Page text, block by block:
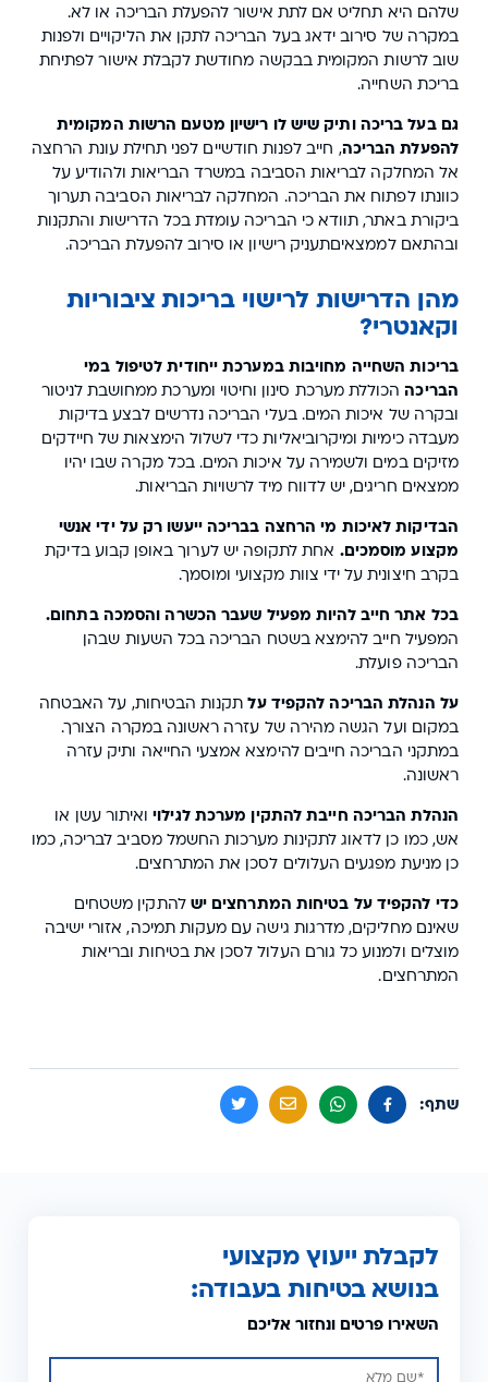
שלהם היא תחליט אם לתת אישור להפעלת הבריכה או לא.
במקרה של סירוב ידאג בעל הבריכה לתקן את הליקויים ולפנות
שוב לרשות המקומית בבקשה מחודשת לקבלת אישור לפתיחת
בריכת השחייה.
גם בעל בריכה ותיק שיש לו רישיון מטעם הרשות המקומית
להפעלת הבריכה, חייב לפנות חודשיים לפני תחילת עונת הרחצה
אל המחלקה לבריאות הסביבה במשרד הבריאות ולהודיע על
כוונתו לפתוח את הבריכה. המחלקה לבריאות הסביבה תערוך
ביקורת באתר, תוודא כי הבריכה עומדת בכל הדרישות והתקנות
ובהתאם לממצאיםתעניק רישיון או סירוב להפעלת הבריכה.
מהן הדרישות לרישוי בריכות ציבוריות
וקאנטרי?
בריכות השחייה מחויבות במערכת ייחודית לטיפול במי
הבריכההכוללת מערכת סינון וחיטוי ומערכת ממחושבת לניטור
ובקרה של איכות המים. בעלי הבריכה נדרשים לבצע בדיקות
מעבדה כימיות ומיקרוביאליות כדי לשלול הימצאות של חיידקים
מזיקים במים ולשמירה על איכות המים. בכל מקרה שבו יהיו
ממצאים חריגים, יש לדווח מיד לרשויות הבריאות.
הבדיקות לאיכות מי הרחצה בבריכה ייעשו רק על ידי אנשי
מקצוע מוסמכים. אחת לתקופה יש לערוך באופן קבוע בדיקת
בקרב חיצונית על ידי צוות מקצועי ומוסמך.
בכל אתר חייב להיות מפעיל שעבר הכשרה והסמכה בתחום.
המפעיל חייב להימצא בשטח הבריכה בכל השעות שבהן
הבריכה פועלת.
על הנהלת הבריכה להקפיד על תקנות הבטיחות, על האבטחה
במקום ועל הגשה מהירה של עזרה ראשונה במקרה הצורך.
במתקני הבריכה חייבים להימצא אמצעי החייאה ותיק עזרה
ראשונה.
הנהלת הבריכה חייבת להתקין מערכת לגילויואיתור עשן או
אש, כמו כן לדאוג לתקינות מערכות החשמל מסביב לבריכה, כמו
כן מניעת מפגעים העלולים לסכן את המתרחצים.
כדי להקפיד על בטיחות המתרחצים ישלהתקין משטחים
שאינם מחליקים, מדרגות גישה עם מעקות תמיכה, אזורי ישיבה
מוצלים ולמנוע כל גורם העלול לסכן את בטיחות ובריאות
המתרחצים.
שתף:
לקבלת ייעוץ מקצועי
בנושא בטיחות בעבודה:
השאירו פרטים ונחזור אליכם